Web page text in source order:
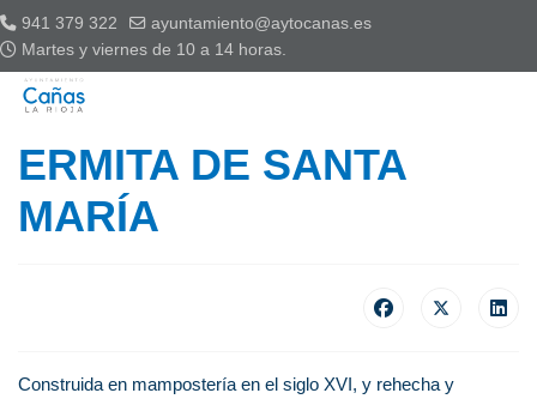
941 379 322
ayuntamiento@aytocanas.es
Martes y viernes de 10 a 14 horas.
ERMITA DE SANTA
MARÍA
Construida en mampostería en el siglo XVI, y rehecha y